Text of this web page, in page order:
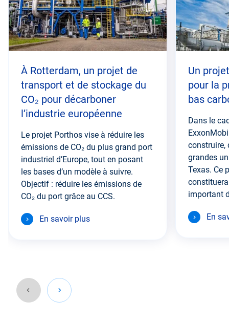
À Rotterdam, un projet de
transport et de stockage du
CO₂ pour décarboner
l’industrie européenne
Le projet Porthos vise à réduire les
émissions de CO₂ du plus grand port
industriel d’Europe, tout en posant
les bases d’un modèle à suivre.
Objectif : réduire les émissions de
CO₂ du port grâce au CCS.
En savoir plus
Un
pour la
bas
Dans le
construire,
grandes
Texas. Ce
important
En